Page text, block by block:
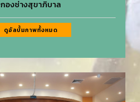
กองช่างสุขาภิบาล
ดูอัลบั้มภาพทั้งหมด